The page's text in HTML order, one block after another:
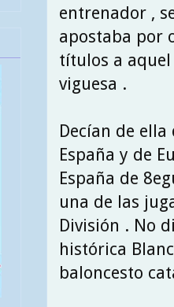
entrenador ,
apostaba por
títulos a
viguesa .
Decían de
España y de
España de
una de las
División . No
histórica
baloncesto